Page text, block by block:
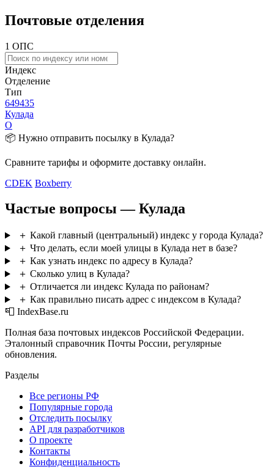
Почтовые отделения
1 ОПС
Индекс
Отделение
Тип
649435
Кулада
О
📦 Нужно отправить посылку в Кулада?
Сравните тарифы и оформите доставку онлайн.
CDEK Boxberry
Частые вопросы — Кулада
＋ Какой главный (центральный) индекс у города Кулада?
＋ Что делать, если моей улицы в Кулада нет в базе?
＋ Как узнать индекс по адресу в Кулада?
＋ Сколько улиц в Кулада?
＋ Отличается ли индекс Кулада по районам?
＋ Как правильно писать адрес с индексом в Кулада?
📮 IndexBase.ru
Полная база почтовых индексов Российской Федерации.
Эталонный справочник Почты России, регулярные
обновления.
Разделы
Все регионы РФ
Популярные города
Отследить посылку
API для разработчиков
О проекте
Контакты
Конфиденциальность